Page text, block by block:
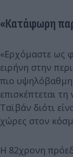
«Κατάφωρη
«Ερχόμαστε ως
ειρήνη στην
πιο
επισκέπτεται
Ταϊβάν διότι
χώρες στον
Η 82χρονη